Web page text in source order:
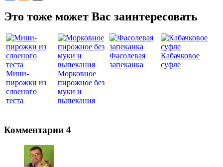
Это тоже может Вас заинтересовать
Мини-
пирожки из
слоеного
теста
Морковное
пирожное без
муки и
выпекания
Фасолевая
запеканка
Кабачковое
суфле
Комментарии 4